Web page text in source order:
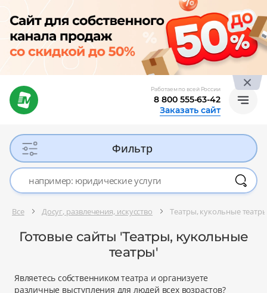
Работаем по всей России
8 800 555-63-42
Заказать сайт
Фильтр
Все Досуг, развлечения, искусство Театры, кукольные
Готовые сайты 'Театры, кукольные
театры'
Являетесь собственником театра и организуете
различные выступления для людей всех возрастов?